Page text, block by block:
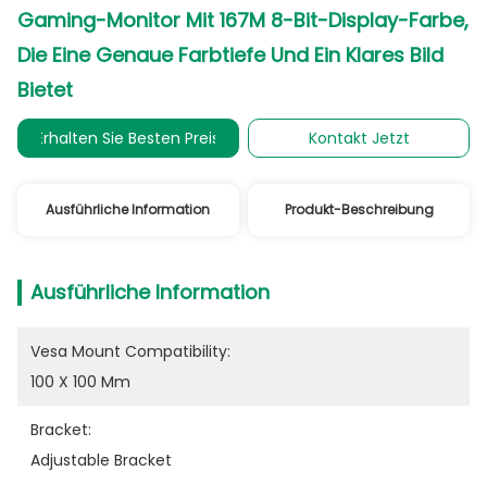
Gaming-Monitor Mit 167M 8-Bit-Display-Farbe,
Die Eine Genaue Farbtiefe Und Ein Klares Bild
Bietet
Erhalten Sie Besten Preis Kontakt Jetzt
Ausführliche Information Produkt-Beschreibung
Ausführliche Information
Vesa Mount Compatibility:
100 X 100 Mm
Bracket:
Adjustable Bracket